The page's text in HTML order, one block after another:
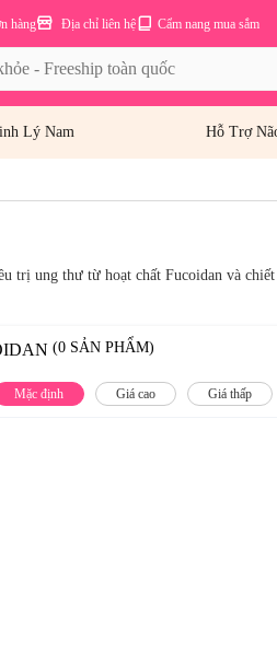
Cẩm nang mua sắm
Địa chỉ liên hệ
hàng
Lý Nam Hỗ Trợ
trị ung thư từ hoạt chất Fucoidan và
(0 SẢN PHẨM)
Mặc định Giá cao Giá thấp